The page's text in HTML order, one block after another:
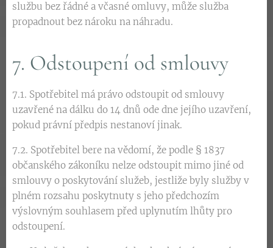
službu bez řádné a včasné omluvy, může služba
propadnout bez nároku na náhradu.
7. Odstoupení od smlouvy
7.1. Spotřebitel má právo odstoupit od smlouvy
uzavřené na dálku do 14 dnů ode dne jejího uzavření,
pokud právní předpis nestanoví jinak.
7.2. Spotřebitel bere na vědomí, že podle § 1837
občanského zákoníku nelze odstoupit mimo jiné od
smlouvy o poskytování služeb, jestliže byly služby v
plném rozsahu poskytnuty s jeho předchozím
výslovným souhlasem před uplynutím lhůty pro
odstoupení.